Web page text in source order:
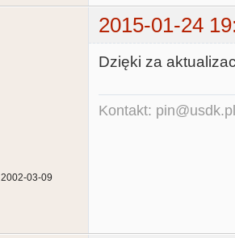
2015-01-24
2002-03-09
Dzięki za
Kontakt: pin@usdk.pl